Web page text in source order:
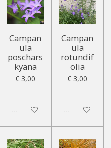
Campan
ula
poschars
kyana
€ 3,00
Uitgeschakeld
Campan
ula
rotundif
olia
€ 3,00
Uitgeschakeld